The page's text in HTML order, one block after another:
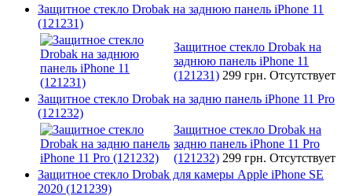
Защитное стекло Drobak на заднюю панель iPhone 11
(121231)
Защитное стекло Drobak на
заднюю панель iPhone 11
(121231) 299 грн. Отсутствует
Защитное стекло Drobak на задню панель iPhone 11 Pro
(121232)
Защитное стекло Drobak на
задню панель iPhone 11 Pro
(121232) 299 грн. Отсутствует
Защитное стекло Drobak для камеры Apple iPhone SE
2020 (121239)